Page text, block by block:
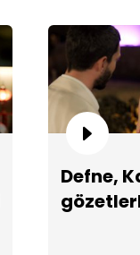
Defne,